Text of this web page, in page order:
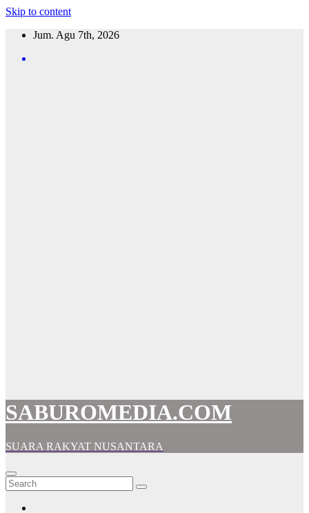
Skip to content
Jum. Agu 7th, 2026
SABUROMEDIA.COM
SUARA RAKYAT NUSANTARA